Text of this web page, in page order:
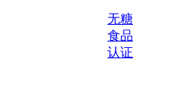
无糖
食品
认证